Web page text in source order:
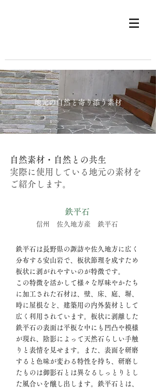
地元の自然と寄り添う素材
​自然素材・自然との共生
​実際に使用している地元の素材を
ご紹介します。
信州 佐久地方産 鉄平石
鉄平石は長野県の諏訪や佐久地方に広く
分布する安山岩で、板状節理を成すため
板状に剥がれやすいのが特徴です。
この特徴を活かして様々な厚味やかたち
に加工された石材は、壁、床、庭、塀、
時に屋根など、建築用の内外装材として
広く利用されています。板状に剥離した
鉄平石の表面は平板な中にも凹凸や模様
が現れ、陰影によって天然石らしい手触
りと表情を見せます。また、表面を研磨
すると色味が変わる特性を持ち、研磨し
たものは御影石とは異なるしっとりとし
た風合いを醸し出します。鉄平石とは、
鉄平石